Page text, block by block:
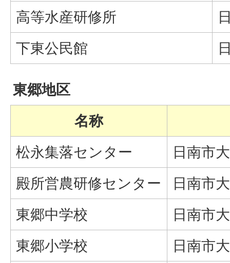
高等水産研修所
下東公民館
東郷地区
名称
松永集落センター
日南市
殿所営農研修センター
日南市
東郷中学校
日南市
東郷小学校
日南市